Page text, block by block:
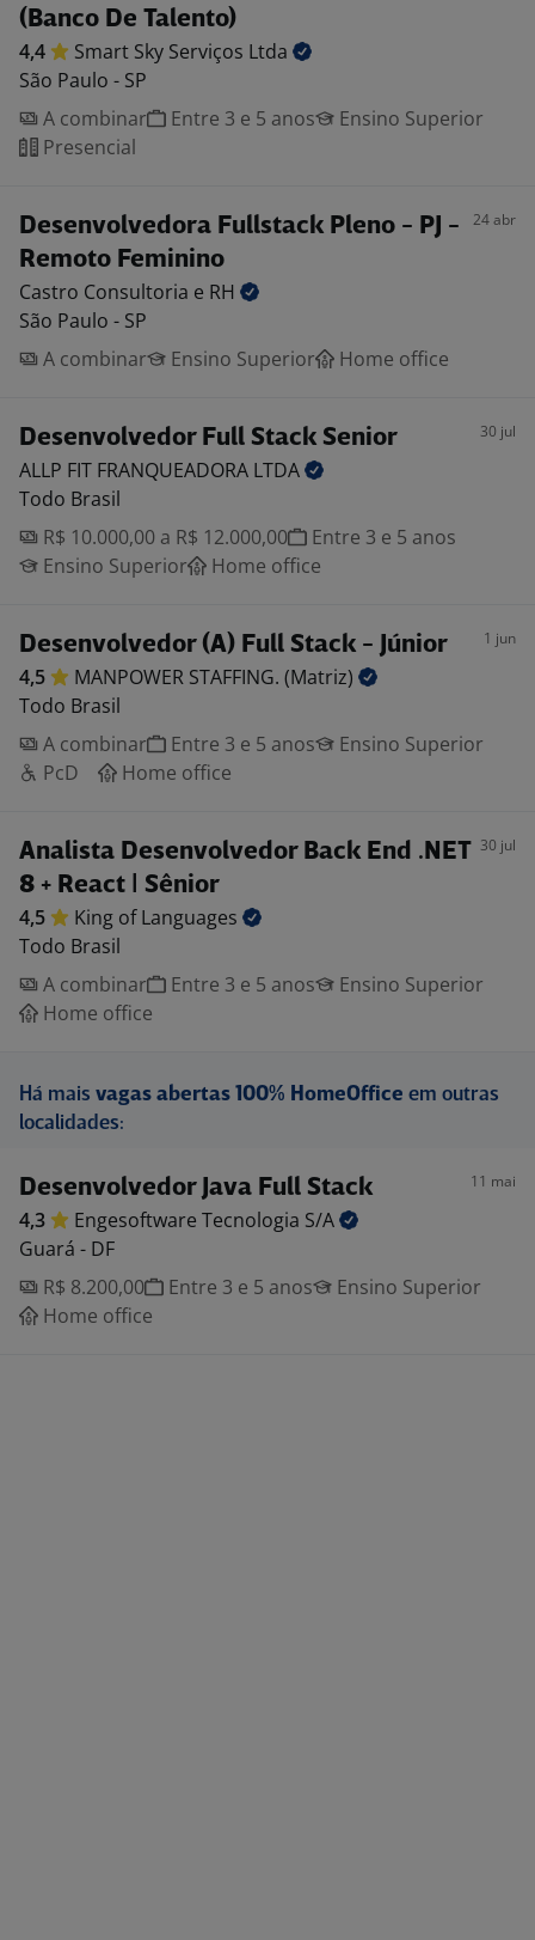
(Banco De Talento)
4,4 Smart Sky Serviços Ltda
São Paulo - SP
A combinar
Entre 3 e 5 anos
Ensino Superior
Presencial
Desenvolvedora Fullstack Pleno - PJ -
Remoto Feminino
24 abr
Castro Consultoria e RH
São Paulo - SP
A combinar
Ensino Superior Home office
Desenvolvedor Full Stack Senior 30 jul
ALLP FIT FRANQUEADORA LTDA
Todo Brasil
R$ 10.000,00 a R$ 12.000,00
Entre 3 e 5 anos
Ensino Superior
Home office
Desenvolvedor (A) Full Stack - Júnior 1 jun
4,5 MANPOWER STAFFING. (Matriz)
Todo Brasil
A combinar
Entre 3 e 5 anos
Ensino Superior
PcD
Home office
Analista Desenvolvedor Back End .NET
8 + React | Sênior
30 jul
4,5 King ofLanguages
Todo Brasil
A combinar
Entre 3 e 5 anos
Ensino Superior
Home office
Há mais vagas abertas 100% HomeOffice em outras
localidades:
Desenvolvedor Java Full Stack 11 mai
4,3 Engesoftware Tecnologia S/A
Guará - DF
R$ 8.200,00
Entre 3 e 5 anos
Ensino Superior
Home office